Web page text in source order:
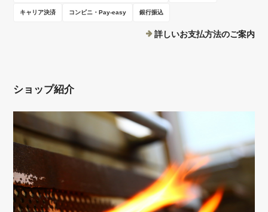
キャリア決済 コンビニ・Pay-easy 銀行振込
詳しいお支払方法のご案内
ショップ紹介